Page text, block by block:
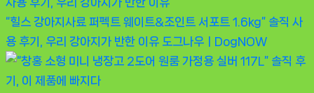
“힐스 강아지사료 퍼펙트 웨이트&조인트 서포트 1.6kg” 솔직 사
용 후기, 우리 강아지가 반한 이유 도그나우ㅣDogNOW